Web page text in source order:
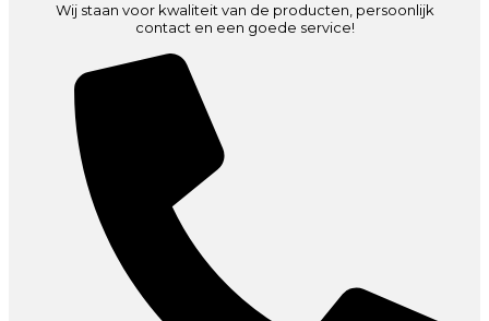
Wij staan voor kwaliteit van de producten, persoonlijk
contact en een goede service!